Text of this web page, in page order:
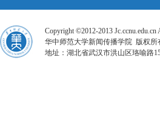
Copyright ©2012-2013 Jc.ccnu.edu.cn
华中师范大学新闻传播学院 版权所
地址：湖北省武汉市洪山区珞喻路